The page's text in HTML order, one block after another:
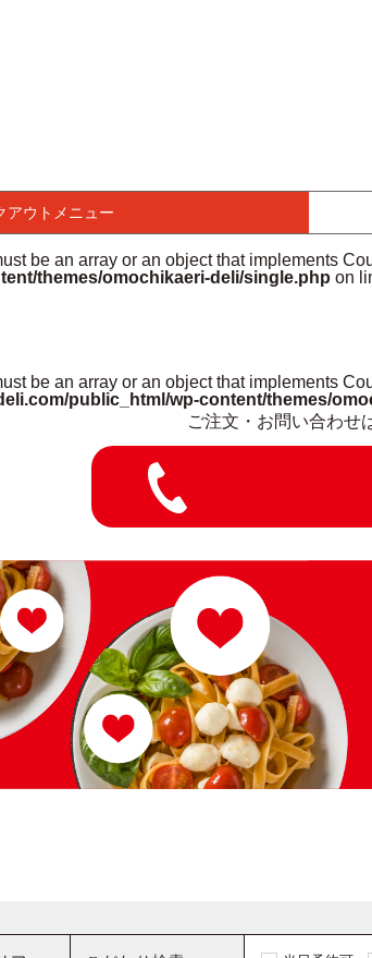
アウトメニュー
be an array or an object that implements
themes/omochikaeri-deli/single.php on
be an array or an object that implements
public_html/wp-content/themes/
ご注文・お問い合わせ